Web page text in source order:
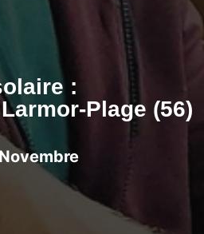
:
Plage (56)